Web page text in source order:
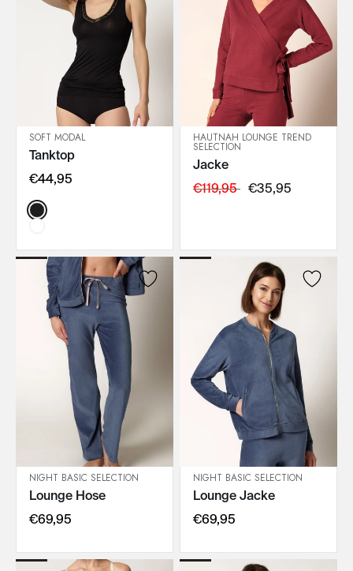
IN DEN WARENKORB
SOFT MODAL
Tanktop
€44,95
Color:
HAUTNAH LOUNGE TREND
SELECTION
Jacke
€119,95 €35,95
IN DEN WARENKORB
NIGHT BASIC SELECTION
Lounge Hose
€69,95
IN DEN WARENKORB
NIGHT BASIC SELECTION
Lounge Jacke
€69,95